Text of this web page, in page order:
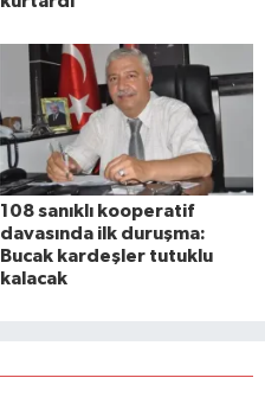
108 sanıklı kooperatif
davasında ilk duruşma:
Bucak kardeşler tutuklu
kalacak